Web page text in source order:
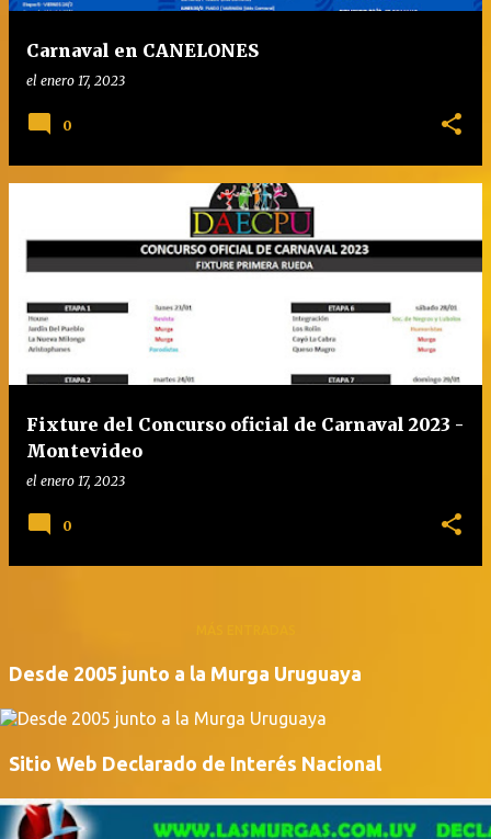
Carnaval en CANELONES
el enero 17, 2023
0
Fixture del Concurso oficial de Carnaval 2023 -
Montevideo
el enero 17, 2023
0
Desde 2005 junto a la Murga Uruguaya
Sitio Web Declarado de Interés Nacional